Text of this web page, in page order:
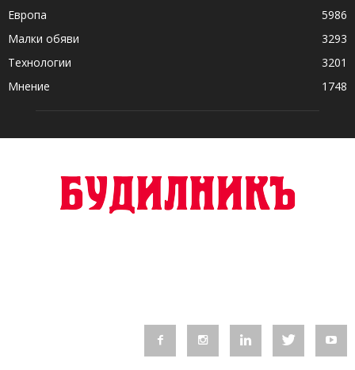
Европа
5986
Малки обяви
3293
Технологии
3201
Мнение
1748